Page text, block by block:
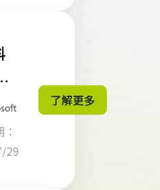
29
了解更多